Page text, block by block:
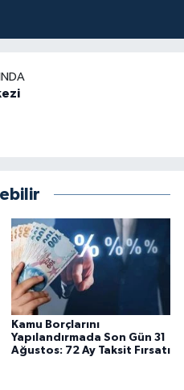
Kamu Borçlarını
Yapılandırmada Son Gün 31
Ağustos: 72 Ay Taksit Fırsatı